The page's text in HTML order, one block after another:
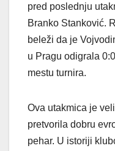
pred poslednju
Branko Stanković.
beleži da je
u Pragu odigrala
mestu turnira.
Ova utakmica je
pretvorila dobru
pehar. U istoriji